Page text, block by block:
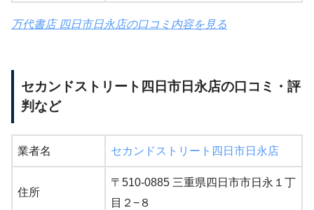
万代書店 四日市日永店の口コミ内容を見る
セカンドストリート四日市日永店の口コミ・評
判など
業者名 セカンドストリート四日市日永店
住所
〒510-0885 三重県四日市市日永１丁
目２−８